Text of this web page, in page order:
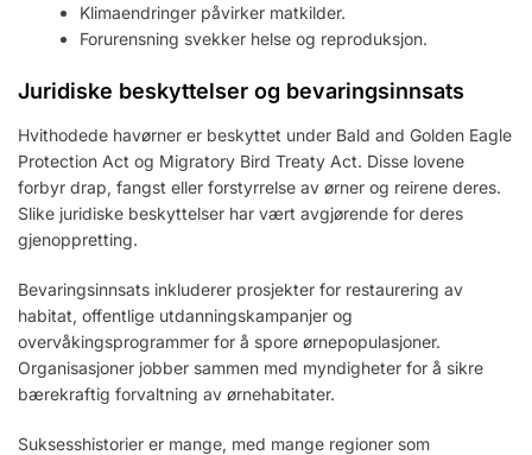
Klimaendringer påvirker matkilder.
Forurensning svekker helse og reproduksjon.
Juridiske beskyttelser og bevaringsinnsats
Hvithodede havørner er beskyttet under Bald and Golden Eagle
Protection Act og Migratory Bird Treaty Act. Disse lovene
forbyr drap, fangst eller forstyrrelse av ørner og reirene deres.
Slike juridiske beskyttelser har vært avgjørende for deres
gjenoppretting.
Bevaringsinnsats inkluderer prosjekter for restaurering av
habitat, offentlige utdanningskampanjer og
overvåkingsprogrammer for å spore ørnepopulasjoner.
Organisasjoner jobber sammen med myndigheter for å sikre
bærekraftig forvaltning av ørnehabitater.
Suksesshistorier er mange, med mange regioner som